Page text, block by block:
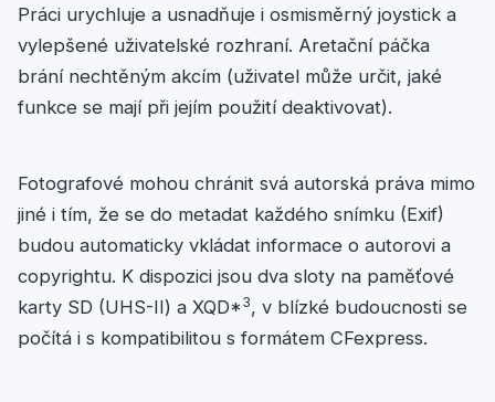
Práci urychluje a usnadňuje i osmisměrný joystick a
vylepšené uživatelské rozhraní. Aretační páčka
brání nechtěným akcím (uživatel může určit, jaké
funkce se mají při jejím použití deaktivovat).
Fotografové mohou chránit svá autorská práva mimo
jiné i tím, že se do metadat každého snímku (Exif)
budou automaticky vkládat informace o autorovi a
copyrightu. K dispozici jsou dva sloty na paměťové
karty SD (UHS-II) a XQD* 3, v blízké budoucnosti se
počítá i s kompatibilitou s formátem CFexpress.